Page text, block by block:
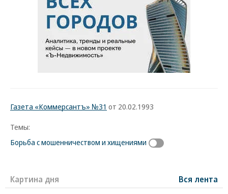
Газета «Коммерсантъ» №31 от 20.02.1993
Темы:
Борьба с мошенничеством и хищениями
Картина дня Вся лента